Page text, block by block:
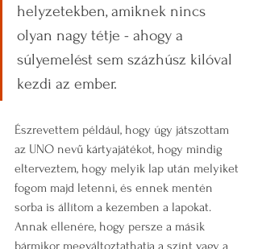
helyzetekben, amiknek nincs
olyan nagy tétje - ahogy a
súlyemelést sem százhúsz kilóval
kezdi az ember.
Észrevettem például, hogy úgy játszottam
az UNO nevű kártyajátékot, hogy mindig
elterveztem, hogy melyik lap után melyiket
fogom majd letenni, és ennek mentén
sorba is állítom a kezemben a lapokat.
Annak ellenére, hogy persze a másik
bármikor megváltoztathatja a színt vagy a